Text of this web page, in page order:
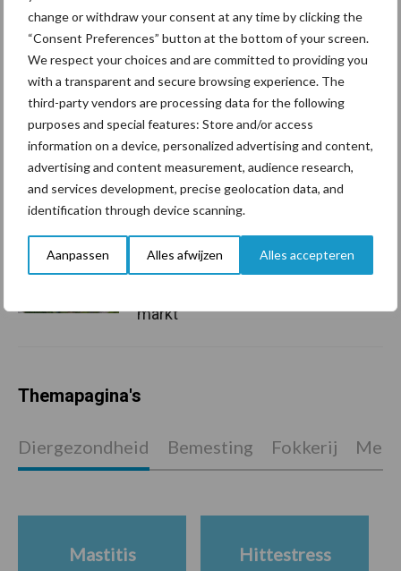
change or withdraw your consent at any time by clicking the
“Consent Preferences” button at the bottom of your screen.
We respect your choices and are committed to providing you
with a transparent and secure browsing experience. The
third-party vendors are processing data for the following
purposes and special features: Store and/or access
information on a device, personalized advertising and content,
advertising and content measurement, audience research,
and services development, precise geolocation data, and
identification through device scanning.
Aanpassen Alles afwijzen Alles accepteren
Grondstoffenmarkt blijft
grillig: droogte en
geopolitiek houden handel
in de greep
De speenhuid: een vaak
onderschatte risicofactor
voor mastitis
ForFarmers ziet volume en
marktaandeel groeien in
markt
Themapagina's
Diergezondheid Bemesting Fokkerij
Mastitis Hittestress